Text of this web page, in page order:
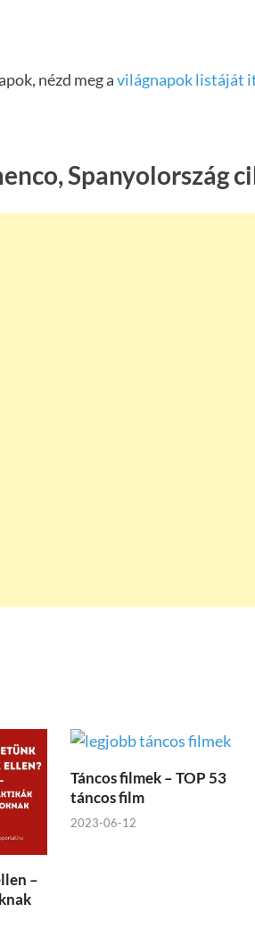
nézd meg avilágnapok listáját
Spanyolország
–
Táncos filmek – TOP 53
táncos film
2023-06-12